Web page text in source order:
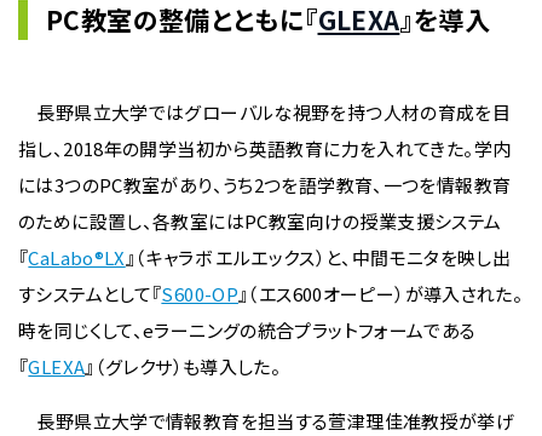
PC教室の整備とともに『GLEXA』を導入
長野県立大学ではグローバルな視野を持つ人材の育成を目
指し、2018年の開学当初から英語教育に力を入れてきた。学内
には3つのPC教室があり、うち2つを語学教育、一つを情報教育
のために設置し、各教室にはPC教室向けの授業支援システム
『CaLabo®LX』（キャラボ エルエックス）と、中間モニタを映し出
すシステムとして『S600-OP』（エス600オーピー）が導入された。
時を同じくして、eラーニングの統合プラットフォームである
『GLEXA』（グレクサ）も導入した。
長野県立大学で情報教育を担当する萱津理佳准教授が挙げ